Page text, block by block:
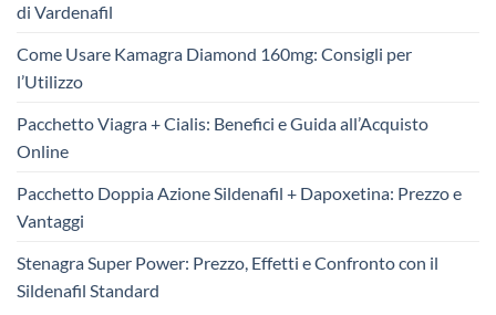
di Vardenafil
Come Usare Kamagra Diamond 160mg: Consigli per
l’Utilizzo
Pacchetto Viagra + Cialis: Benefici e Guida all’Acquisto
Online
Pacchetto Doppia Azione Sildenafil + Dapoxetina: Prezzo e
Vantaggi
Stenagra Super Power: Prezzo, Effetti e Confronto con il
Sildenafil Standard